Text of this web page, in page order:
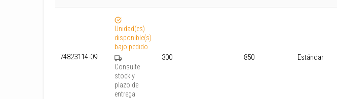
74823114-09
Unidad(es)
disponible(s)
bajo pedido
Consulte
stock y
plazo de
entrega
300 850 Estándar